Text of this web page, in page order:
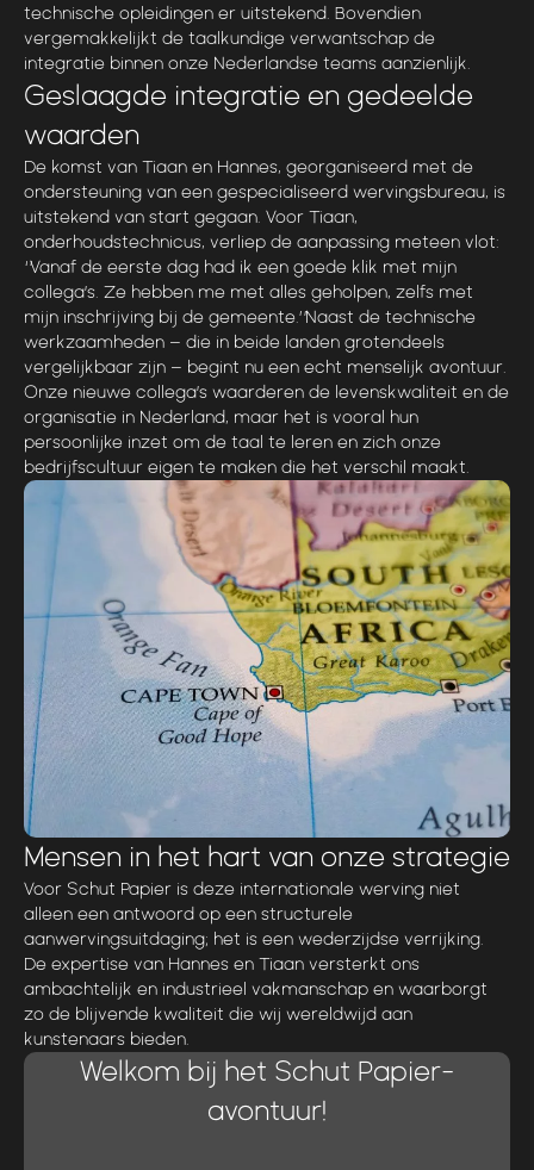
technische opleidingen er uitstekend. Bovendien
vergemakkelijkt de taalkundige verwantschap de
integratie binnen onze Nederlandse teams aanzienlijk.
Geslaagde integratie en gedeelde
waarden
De komst van Tiaan en Hannes, georganiseerd met de
ondersteuning van een gespecialiseerd wervingsbureau, is
uitstekend van start gegaan. Voor Tiaan,
onderhoudstechnicus, verliep de aanpassing meteen vlot:
“Vanaf de eerste dag had ik een goede klik met mijn
collega’s. Ze hebben me met alles geholpen, zelfs met
mijn inschrijving bij de gemeente.”Naast de technische
werkzaamheden – die in beide landen grotendeels
vergelijkbaar zijn – begint nu een echt menselijk avontuur.
Onze nieuwe collega’s waarderen de levenskwaliteit en de
organisatie in Nederland, maar het is vooral hun
persoonlijke inzet om de taal te leren en zich onze
bedrijfscultuur eigen te maken die het verschil maakt.
Mensen in het hart van onze strategie
Voor Schut Papier is deze internationale werving niet
alleen een antwoord op een structurele
aanwervingsuitdaging; het is een wederzijdse verrijking.
De expertise van Hannes en Tiaan versterkt ons
ambachtelijk en industrieel vakmanschap en waarborgt
zo de blijvende kwaliteit die wij wereldwijd aan
kunstenaars bieden.
Welkom bij het Schut Papier-
avontuur!